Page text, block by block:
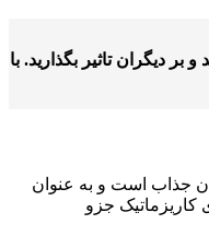
دیگران تاثیر بگذارید. با
جذاب است و به عنوان
کاریزماتیک جزو